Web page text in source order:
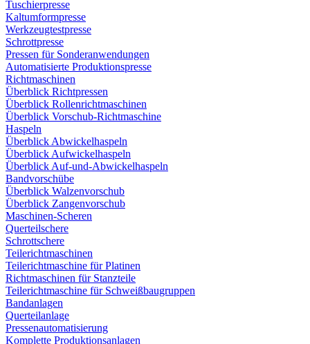
Tuschierpresse
Kaltumformpresse
Werkzeugtestpresse
Schrottpresse
Pressen für Sonderanwendungen
Automatisierte Produktionspresse
Richtmaschinen
Überblick Richtpressen
Überblick Rollenrichtmaschinen
Überblick Vorschub-Richtmaschine
Haspeln
Überblick Abwickelhaspeln
Überblick Aufwickelhaspeln
Überblick Auf-und-Abwickelhaspeln
Bandvorschübe
Überblick Walzenvorschub
Überblick Zangenvorschub
Maschinen-Scheren
Querteilschere
Schrottschere
Teilerichtmaschinen
Teilerichtmaschine für Platinen
Richtmaschinen für Stanzteile
Teilerichtmaschine für Schweißbaugruppen
Bandanlagen
Querteilanlage
Pressenautomatisierung
Komplette Produktionsanlagen